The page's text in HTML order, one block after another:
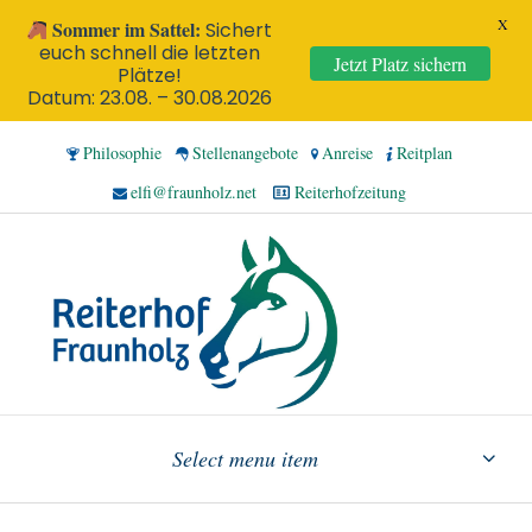
Philosophie Stellenangebote Anreise
Reitplan
elfi@fraunholz.net
Reiterhofzeitung
Select menu item
Sommer im Sattel:Sichert
euch schnell die letzten
Plätze!
Datum: 23.08. – 30.08.2026
Jetzt Platz sichern
X